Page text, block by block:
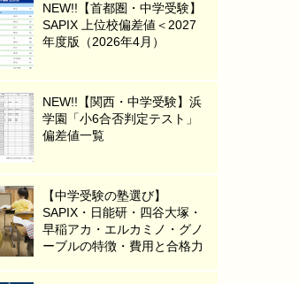
NEW!!【首都圏・中学受験】
SAPIX 上位校偏差値＜2027
年度版（2026年4月）
NEW!!【関西・中学受験】浜
学園「小6合否判定テスト」
偏差値一覧
【中学受験の塾選び】
SAPIX・日能研・四谷大塚・
早稲アカ・エルカミノ・グノ
ーブルの特徴・費用と合格力